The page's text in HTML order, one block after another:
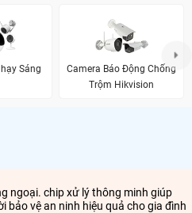
Sáng
Camera Báo Động Chống
Trộm Hikvision
ngoại. chip xử lý thông minh giúp
bảo vệ an ninh hiệu quả cho gia đình